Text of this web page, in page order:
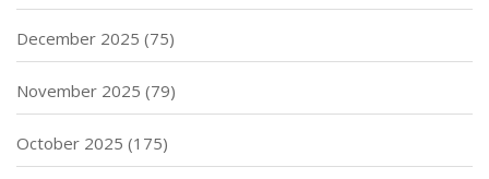
December 2025 (75)
November 2025 (79)
October 2025 (175)